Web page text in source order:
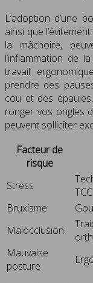
L’adoption d’une
ainsi que
la mâchoire,
l’inflammation de
travail
prendre des
cou et des
ronger vos ongles
peuvent solliciter
Facteur de
risque
Stress
TCC
Bruxisme
Malocclusion
Mauvaise
posture